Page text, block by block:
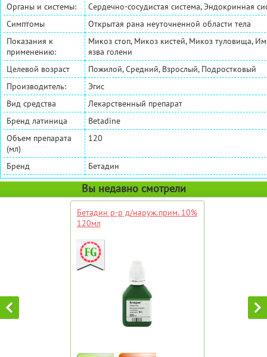
Органы и системы:
Сердечно-сосудистая система, Эндокринная
Симптомы
Открытая рана неуточненной области тела
Показания к
применению:
Микоз стоп, Микоз кистей, Микоз туловища,
язва голени
Целевой возраст
Пожилой, Средний, Взрослый, Подростковый
Производитель:
Эгис
Вид средства
Лекарственный препарат
Бренд латиница
Betadine
Объем препарата
(мл)
120
Бренд Бетадин
Вы недавно смотрели
Бетадин р-р д/наруж.прим. 10%
120мл